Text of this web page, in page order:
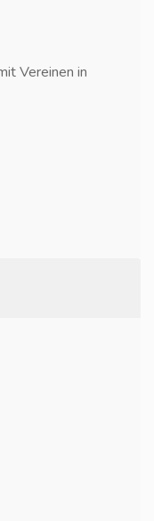
Vereinen in